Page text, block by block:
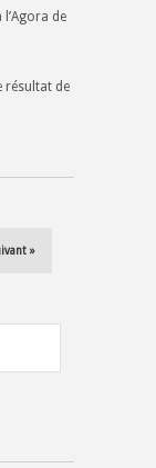
de
résultat de
»